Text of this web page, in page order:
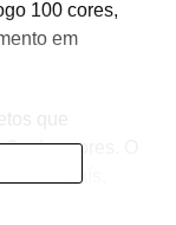
100 cores,
em
que
das cores. O
do país,